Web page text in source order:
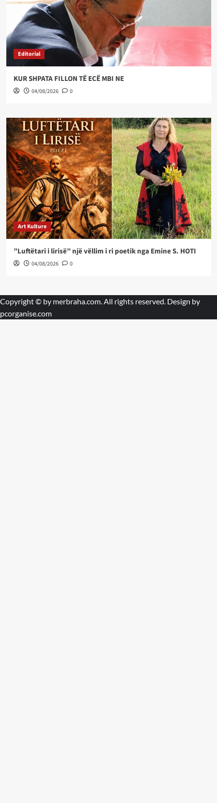
Editorial
KUR SHPATA FILLON TË ECË MBI NE
04/08/2026 0
Art Kulture
”Luftëtari i lirisë” një vëllim i ri poetik nga Emine S. HOTI
04/08/2026 0
Copyright © by merbraha.com . All rights reserved. Design by
pcorganise.com